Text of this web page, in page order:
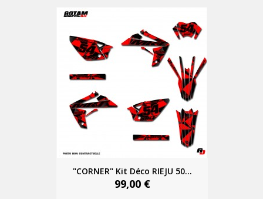
"CORNER" Kit Déco RIEJU 50...
99,00 €